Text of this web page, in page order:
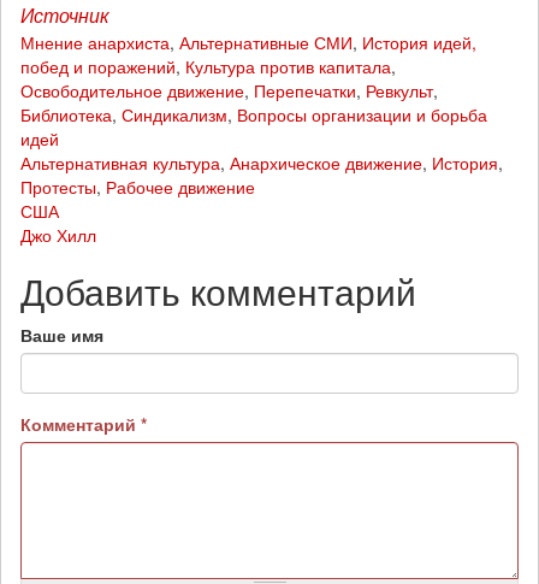
Источник
Мнение анархиста, Альтернативные СМИ, История идей,
побед и поражений, Культура против капитала,
Освободительное движение, Перепечатки, Ревкульт,
Библиотека, Синдикализм, Вопросы организации и борьба
идей
Альтернативная культура, Анархическое движение, История,
Протесты, Рабочее движение
США
Джо Хилл
Добавить комментарий
Ваше имя
Комментарий *